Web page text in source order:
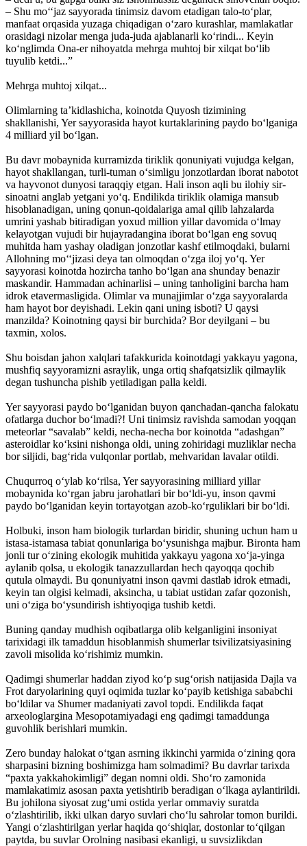
– Shu mo‘‘jaz sayyorada tinimsiz davom etadigan talo-to‘plar,
manfaat orqasida yuzaga chiqadigan o‘zaro kurashlar, mamlakatlar
orasidagi nizolar menga juda-juda ajablanarli ko‘rindi... Keyin
ko‘nglimda Ona-er nihoyatda mehrga muhtoj bir xilqat bo‘lib
tuyulib ketdi...”
Mehrga muhtoj xilqat...
Olimlarning ta’kidlashicha, koinotda Quyosh tizimining
shakllanishi, Yer sayyorasida hayot kurtaklarining paydo bo‘lganiga
4 milliard yil bo‘lgan.
Bu davr mobaynida kurramizda tiriklik qonuniyati vujudga kelgan,
hayot shakllangan, turli-tuman o‘simligu jonzotlardan iborat nabotot
va hayvonot dunyosi taraqqiy etgan. Hali inson aqli bu ilohiy sir-
sinoatni anglab yetgani yo‘q. Endilikda tiriklik olamiga mansub
hisoblanadigan, uning qonun-qoidalariga amal qilib lahzalarda
umrini yashab bitiradigan yoxud million yillar davomida o‘lmay
kelayotgan vujudi bir hujayradangina iborat bo‘lgan eng sovuq
muhitda ham yashay oladigan jonzotlar kashf etilmoqdaki, bularni
Allohning mo‘‘jizasi deya tan olmoqdan o‘zga iloj yo‘q. Yer
sayyorasi koinotda hozircha tanho bo‘lgan ana shunday benazir
maskandir. Hammadan achinarlisi – uning tanholigini barcha ham
idrok etavermasligida. Olimlar va munajjimlar o‘zga sayyoralarda
ham hayot bor deyishadi. Lekin qani uning isboti? U qaysi
manzilda? Koinotning qaysi bir burchida? Bor deyilgani – bu
taxmin, xolos.
Shu boisdan jahon xalqlari tafakkurida koinotdagi yakkayu yagona,
mushfiq sayyoramizni asraylik, unga ortiq shafqatsizlik qilmaylik
degan tushuncha pishib yetiladigan palla keldi.
Yer sayyorasi paydo bo‘lganidan buyon qanchadan-qancha falokatu
ofatlarga duchor bo‘lmadi?! Uni tinimsiz ravishda samodan yoqqan
meteorlar “savalab” keldi, necha-necha bor koinotda “adashgan”
asteroidlar ko‘ksini nishonga oldi, uning zohiridagi muzliklar necha
bor siljidi, bag‘rida vulqonlar portlab, mehvaridan lavalar otildi.
Chuqurroq o‘ylab ko‘rilsa, Yer sayyorasining milliard yillar
mobaynida ko‘rgan jabru jarohatlari bir bo‘ldi-yu, inson qavmi
paydo bo‘lganidan keyin tortayotgan azob-ko‘rguliklari bir bo‘ldi.
Holbuki, inson ham biologik turlardan biridir, shuning uchun ham u
istasa-istamasa tabiat qonunlariga bo‘ysunishga majbur. Bironta ham
jonli tur o‘zining ekologik muhitida yakkayu yagona xo‘ja-yinga
aylanib qolsa, u ekologik tanazzullardan hech qayoqqa qochib
qutula olmaydi. Bu qonuniyatni inson qavmi dastlab idrok etmadi,
keyin tan olgisi kelmadi, aksincha, u tabiat ustidan zafar qozonish,
uni o‘ziga bo‘ysundirish ishtiyoqiga tushib ketdi.
Buning qanday mudhish oqibatlarga olib kelganligini insoniyat
tarixidagi ilk tamaddun hisoblanmish shumerlar tsivilizatsiyasining
zavoli misolida ko‘rishimiz mumkin.
Qadimgi shumerlar haddan ziyod ko‘p sug‘orish natijasida Dajla va
Frot daryolarining quyi oqimida tuzlar ko‘payib ketishiga sababchi
bo‘ldilar va Shumer madaniyati zavol topdi. Endilikda faqat
arxeologlargina Mesopotamiyadagi eng qadimgi tamaddunga
guvohlik berishlari mumkin.
Zero bunday halokat o‘tgan asrning ikkinchi yarmida o‘zining qora
sharpasini bizning boshimizga ham solmadimi? Bu davrlar tarixda
“paxta yakkahokimligi” degan nomni oldi. Sho‘ro zamonida
mamlakatimiz asosan paxta yetishtirib beradigan o‘lkaga aylantirildi.
Bu johilona siyosat zug‘umi ostida yerlar ommaviy suratda
o‘zlashtirilib, ikki ulkan daryo suvlari cho‘lu sahrolar tomon burildi.
Yangi o‘zlashtirilgan yerlar haqida qo‘shiqlar, dostonlar to‘qilgan
paytda, bu suvlar Orolning nasibasi ekanligi, u suvsizlikdan